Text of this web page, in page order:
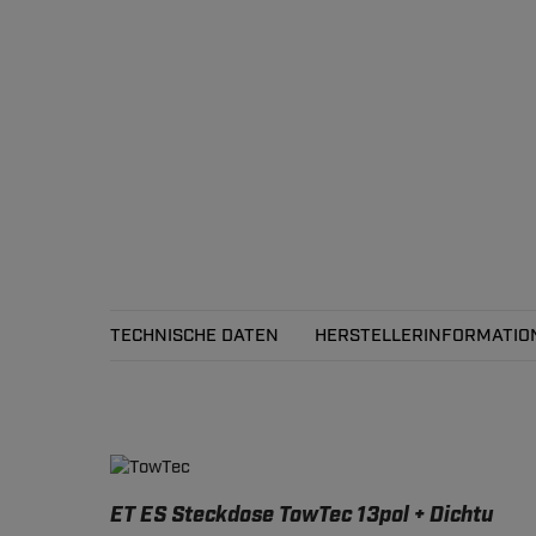
TECHNISCHE DATEN
ET ES Steckdose TowTec 13pol + Dichtu